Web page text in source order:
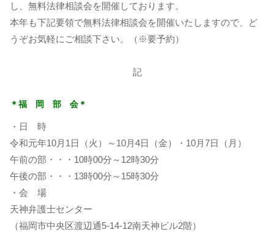
し、無料法律相談会を開催しております。
本年も下記要領で無料法律相談会を開催いたしますので、ど
うぞお気軽にご相談下さい。（※要予約）
記
＊福 岡 部 会＊
・日 時
令和元年10月1日（火）～10月4日（金）・10月7日（月）
午前の部・・・10時00分～12時30分
午後の部・・・13時00分～15時30分
・会 場
天神弁護士センター
（福岡市中央区渡辺通5-14-12南天神ビル2階）